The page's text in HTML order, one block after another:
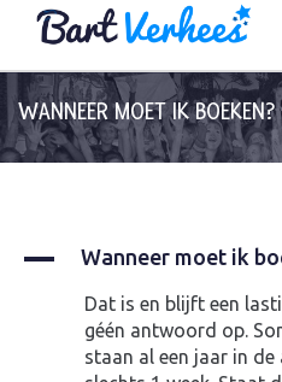
WANNEER MOET IK BOEKEN?
A Wanneer moet ik
Dat is en blijft een
géén antwoord op.
staan al een jaar in de